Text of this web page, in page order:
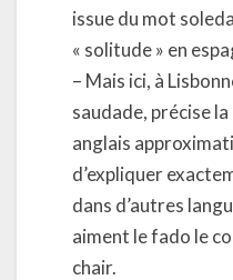
issue du mot
« solitude » en
– Mais ici, à
saudade, précise
anglais
d’expliquer
dans d’autres
aiment le fado le
chair.